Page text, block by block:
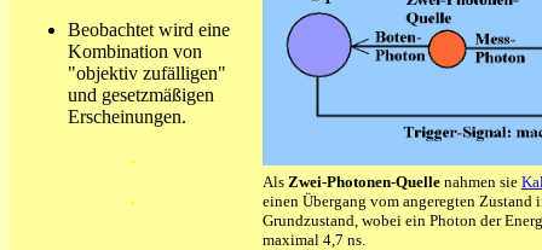
Beobachtet wird eine
Kombination von
"objektiv zufälligen"
und gesetzmäßigen
Erscheinungen.
.
.
.
Als Zwei-Photonen-Quelle nahmen sie
einen Übergang vom angeregten
Grundzustand, wobei ein Photon der
maximal 4,7 ns.